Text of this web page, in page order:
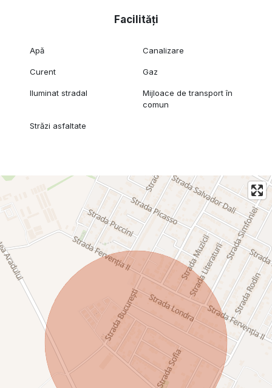
Facilități
Apă Canalizare
Curent Gaz
Iluminat stradal
Mijloace de transport în
comun
Străzi asfaltate